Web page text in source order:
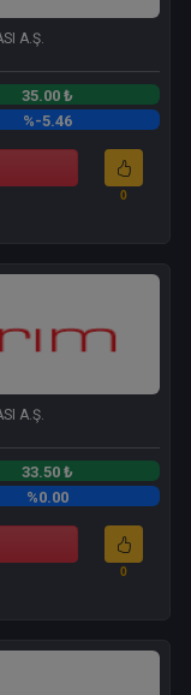
A.Ş.
35.00 ₺
%-5.46
0
A.Ş.
33.50 ₺
%0.00
0